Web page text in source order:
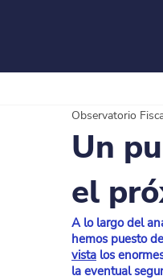
Un
el
Observatorio
A lo largo del
hemos puesto
vista los
la eventual